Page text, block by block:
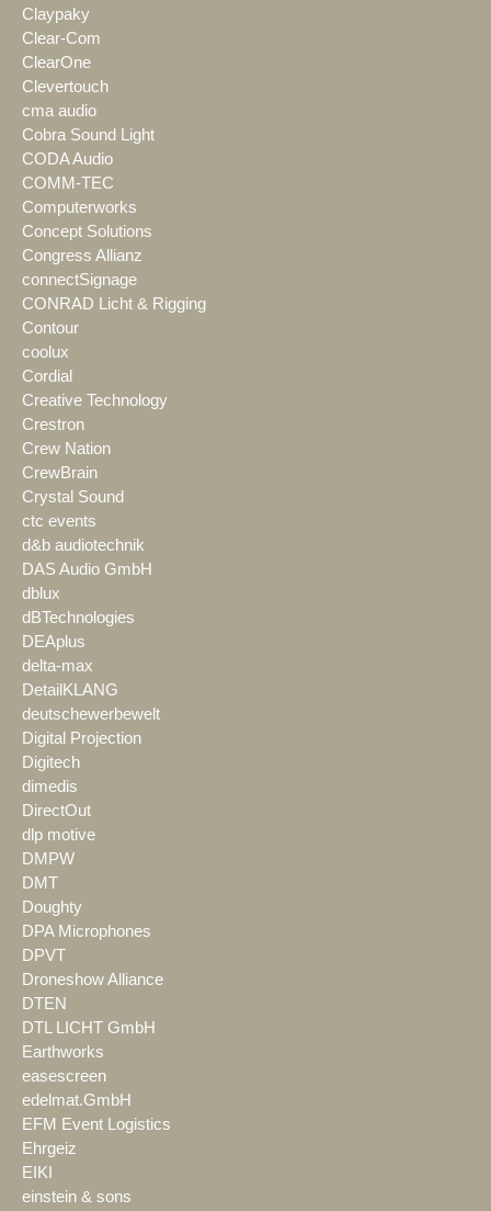
Claypaky
Clear-Com
ClearOne
Clevertouch
cma audio
Cobra Sound Light
CODA Audio
COMM-TEC
Computerworks
Concept Solutions
Congress Allianz
connectSignage
CONRAD Licht & Rigging
Contour
coolux
Cordial
Creative Technology
Crestron
Crew Nation
CrewBrain
Crystal Sound
ctc events
d&b audiotechnik
DAS Audio GmbH
dblux
dBTechnologies
DEAplus
delta-max
DetailKLANG
deutschewerbewelt
Digital Projection
Digitech
dimedis
DirectOut
dlp motive
DMPW
DMT
Doughty
DPA Microphones
DPVT
Droneshow Alliance
DTEN
DTL LICHT GmbH
Earthworks
easescreen
edelmat.GmbH
EFM Event Logistics
Ehrgeiz
EIKI
einstein & sons